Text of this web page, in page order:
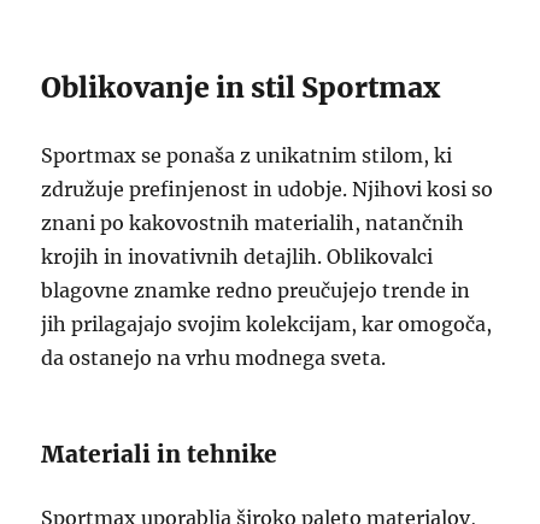
Oblikovanje in stil Sportmax
Sportmax se ponaša z unikatnim stilom, ki
združuje prefinjenost in udobje. Njihovi kosi so
znani po kakovostnih materialih, natančnih
krojih in inovativnih detajlih. Oblikovalci
blagovne znamke redno preučujejo trende in
jih prilagajajo svojim kolekcijam, kar omogoča,
da ostanejo na vrhu modnega sveta.
Materiali in tehnike
Sportmax uporablja široko paleto materialov,